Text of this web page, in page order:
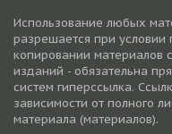
Использование любых
разрешается при
копировании материалов
изданий - обязательна
систем гиперссылка.
зависимости от полного
материала (материалов).